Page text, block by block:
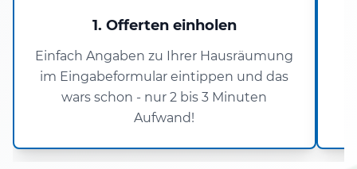
1. Offerten einholen
Einfach Angaben zu Ihrer Hausräumung
im Eingabeformular eintippen und das
wars schon - nur 2 bis 3 Minuten
Aufwand!